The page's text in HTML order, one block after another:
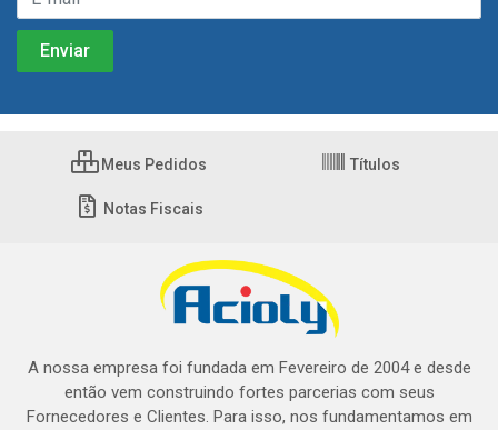
Meus Pedidos Títulos
Notas Fiscais
A nossa empresa foi fundada em Fevereiro de 2004 e desde
então vem construindo fortes parcerias com seus
Fornecedores e Clientes. Para isso, nos fundamentamos em